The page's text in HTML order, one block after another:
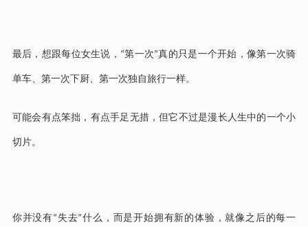
最后，想跟每位女生说， “第一次”真的只是一个开始，像第一次骑
单车、第一次下厨、第一次独自旅行一样。
可能会有点笨拙，有点手足无措，但它不过是漫长人生中的一个小
切片。
你并没有“ 失去”什么，而是开始拥有新的体验，就像之后的每一